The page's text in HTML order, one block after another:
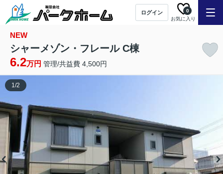
ログイン
お気に入り
0
NEW
シャーメゾン・フレール C棟
6.2万円 管理/共益費 4,500円
1/2